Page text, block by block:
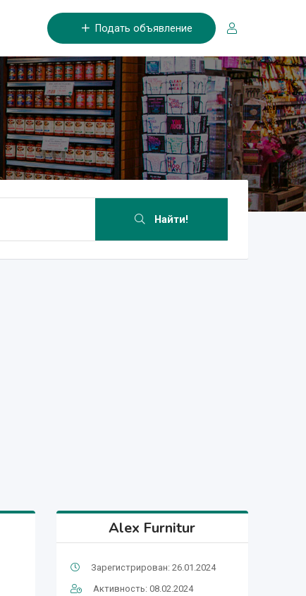
Подать объявление
Найти!
Alex Furnitur
Зарегистрирован: 26.01.2024
Активность: 08.02.2024